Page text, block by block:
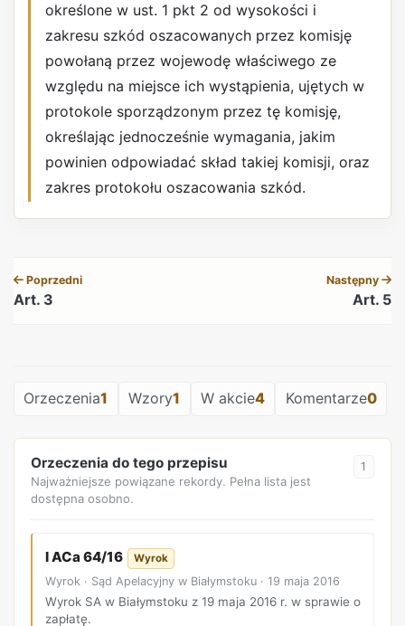
określone w ust. 1 pkt 2 od wysokości i
zakresu szkód oszacowanych przez komisję
powołaną przez wojewodę właściwego ze
względu na miejsce ich wystąpienia, ujętych w
protokole sporządzonym przez tę komisję,
określając jednocześnie wymagania, jakim
powinien odpowiadać skład takiej komisji, oraz
zakres protokołu oszacowania szkód.
Poprzedni
Art. 3
Następny
Art. 5
Orzeczenia1 Wzory1 W akcie4 Komentarze0
Orzeczenia do tego przepisu
Najważniejsze powiązane rekordy. Pełna lista jest
dostępna osobno.
1
I ACa 64/16 Wyrok
Wyrok · Sąd Apelacyjny w Białymstoku · 19 maja 2016
Wyrok SA w Białymstoku z 19 maja 2016 r. w sprawie o
zapłatę.